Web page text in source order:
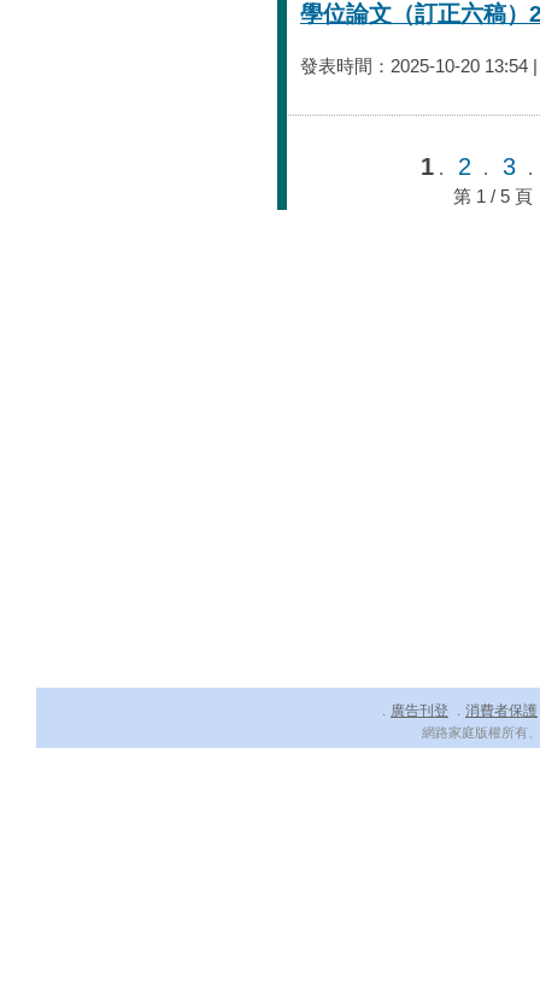
學位論文（訂正六稿）
發表時間：2025-10-20 13:54
1 . 2 . 3
第 1 / 5
． 廣告刊登 ． 消費者保護
網路家庭版權所有